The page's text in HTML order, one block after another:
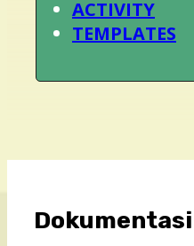
ACTIVITY
TEMPLATES
Dokumentasi